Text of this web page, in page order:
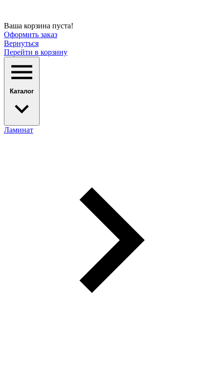
Ваша корзина пуста!
Оформить заказ
Вернуться
Перейти в корзину
Каталог
Ламинат